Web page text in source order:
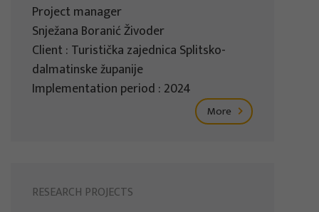
Project manager
Snježana Boranić Živoder
Client : Turistička zajednica Splitsko-
dalmatinske županije
Implementation period : 2024
More
RESEARCH PROJECTS